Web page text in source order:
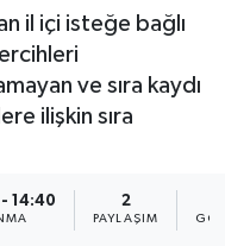
il içi isteğe bağlı
ve sıra kaydı
ilişkin sıra
14:40 2
PAYLAŞIM